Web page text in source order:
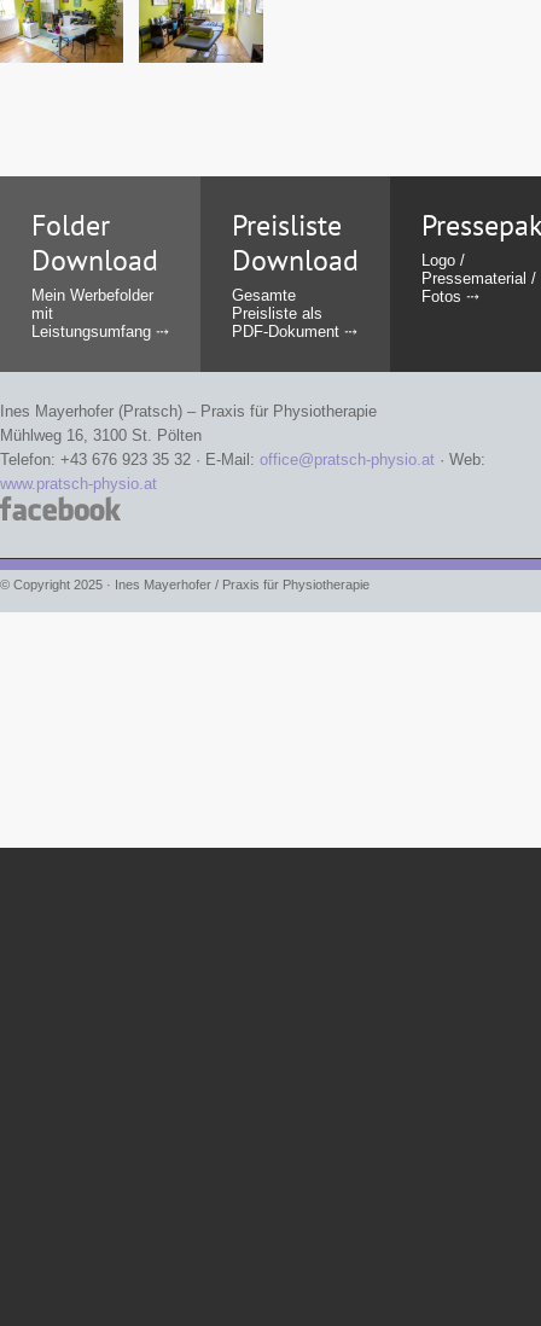
Folder
Download
Mein Werbefolder
mit
Leistungsumfang
Preisliste
Download
Gesamte
Preisliste als
PDF-Dokument
Logo /
Pressematerial /
Fotos
Ines Mayerhofer (Pratsch) – Praxis für Physiotherapie
Mühlweg 16, 3100 St. Pölten
Telefon: +43 676 923 35 32 · E-Mail: office@pratsch-physio.at · Web:
www.pratsch-physio.at
© Copyright 2025 · Ines Mayerhofer / Praxis für Physiotherapie